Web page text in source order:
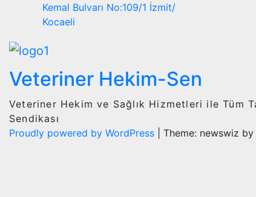
Kemal Bulvarı No:109/1 İzmit/
Kocaeli
Veteriner Hekim-Sen
Veteriner Hekim ve Sağlık Hizmetleri ile Tüm
Sendikası
Proudly powered by WordPress
Theme: newswiz by